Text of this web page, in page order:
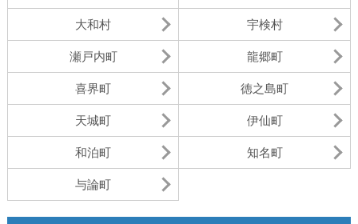
大和村 宇検村
瀬戸内町 龍郷町
喜界町 徳之島町
天城町 伊仙町
和泊町 知名町
与論町